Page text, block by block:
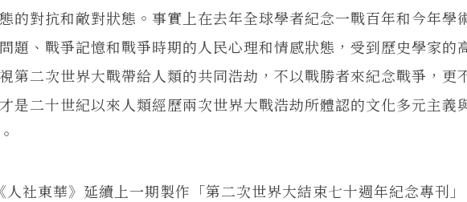
的對抗和敵對狀態。事實上在去年全球學者紀念一戰百年和今年學
題、戰爭記憶和戰爭時期的人民心理和情感狀態，受到歷史學家的
第二次世界大戰帶給人類的共同浩劫，不以戰勝者來紀念戰爭，更
是二十世紀以來人類經歷兩次世界大戰浩劫所體認的文化多元主義
東華》延續上一期製作「第二次世界大結束七十週年紀念專刊」